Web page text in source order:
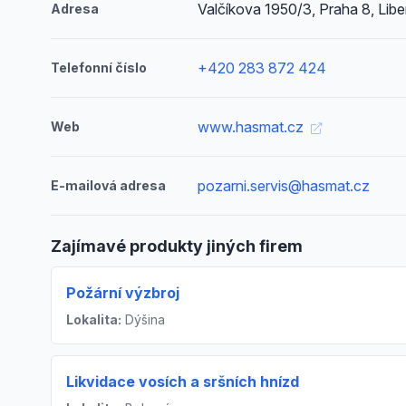
Adresa Valčíkova 1950/3, Praha 8,
Telefonní číslo +420 283 872 424
Web www.hasmat.cz
E-mailová adresa pozarni.servis@hasmat.cz
Zajímavé produkty jiných firem
Požární výzbroj
Lokalita: Dýšina
Likvidace vosích a sršních hnízd